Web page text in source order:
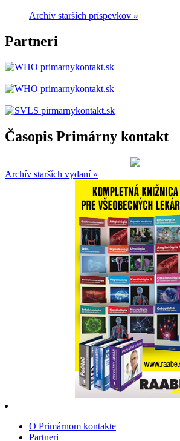
Archív starších príspevkov »
Partneri
Časopis Primárny kontakt
Archív starších vydaní »
O Primárnom kontakte
Partneri